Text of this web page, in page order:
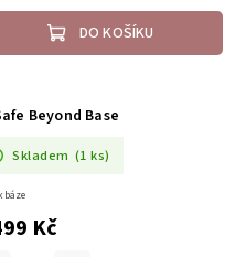
DO KOŠÍKU
Beyond Base
Skladem (1 ks)
Kč
báze